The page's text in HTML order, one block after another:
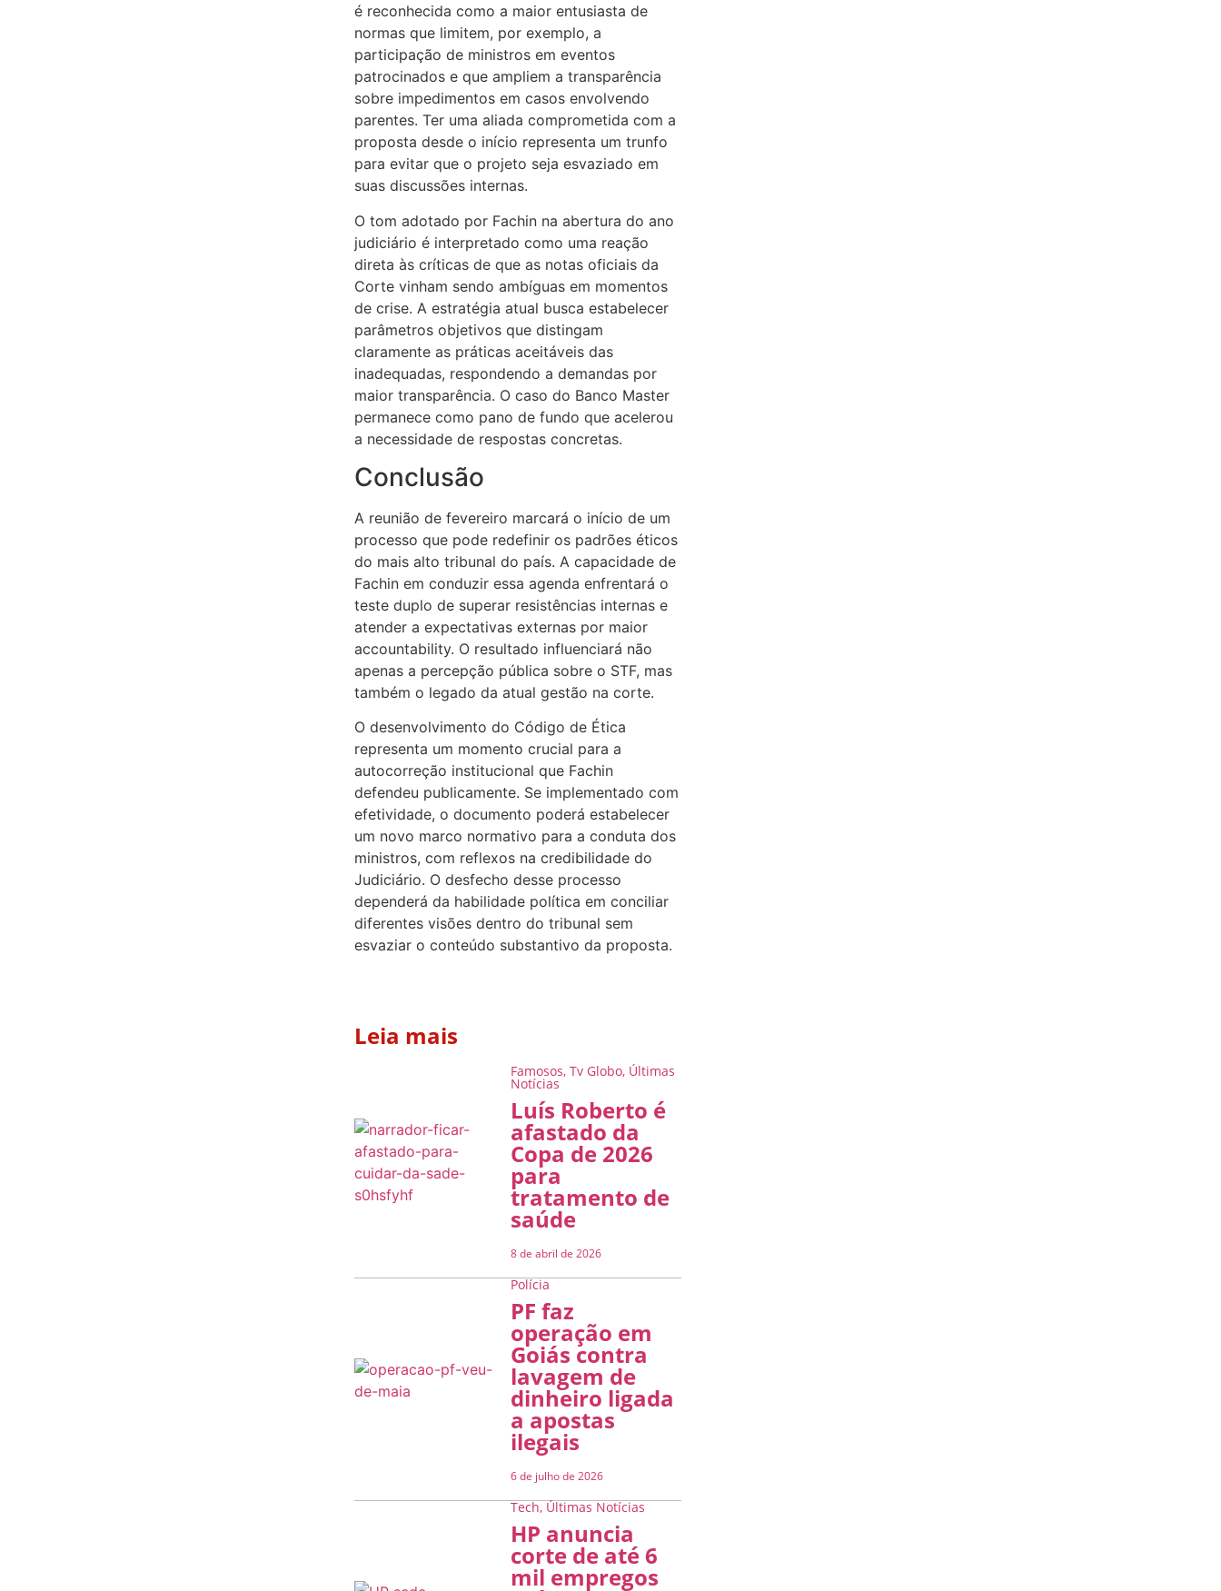
é reconhecida como a maior entusiasta de
normas que limitem, por exemplo, a
participação de ministros em eventos
patrocinados e que ampliem a transparência
sobre impedimentos em casos envolvendo
parentes. Ter uma aliada comprometida com a
proposta desde o início representa um trunfo
para evitar que o projeto seja esvaziado em
suas discussões internas.
O tom adotado por Fachin na abertura do ano
judiciário é interpretado como uma reação
direta às críticas de que as notas oficiais da
Corte vinham sendo ambíguas em momentos
de crise. A estratégia atual busca estabelecer
parâmetros objetivos que distingam
claramente as práticas aceitáveis das
inadequadas, respondendo a demandas por
maior transparência. O caso do Banco Master
permanece como pano de fundo que acelerou
a necessidade de respostas concretas.
Conclusão
A reunião de fevereiro marcará o início de um
processo que pode redefinir os padrões éticos
do mais alto tribunal do país. A capacidade de
Fachin em conduzir essa agenda enfrentará o
teste duplo de superar resistências internas e
atender a expectativas externas por maior
accountability. O resultado influenciará não
apenas a percepção pública sobre o STF, mas
também o legado da atual gestão na corte.
O desenvolvimento do Código de Ética
representa um momento crucial para a
autocorreção institucional que Fachin
defendeu publicamente. Se implementado com
efetividade, o documento poderá estabelecer
um novo marco normativo para a conduta dos
ministros, com reflexos na credibilidade do
Judiciário. O desfecho desse processo
dependerá da habilidade política em conciliar
diferentes visões dentro do tribunal sem
esvaziar o conteúdo substantivo da proposta.
Leia mais
Famosos,Tv Globo, Últimas
Notícias
Luís Roberto é
afastado da
Copa de 2026
para
tratamento de
saúde
8 de abril de 2026
Polícia
PF faz
operação em
Goiás contra
lavagem de
dinheiro ligada
a apostas
ilegais
6 de julho de 2026
Tech,Últimas Notícias
HP anuncia
corte de até 6
mil empregos